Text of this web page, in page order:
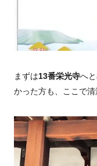
まずは13番栄光寺へ
かった方も、ここで清